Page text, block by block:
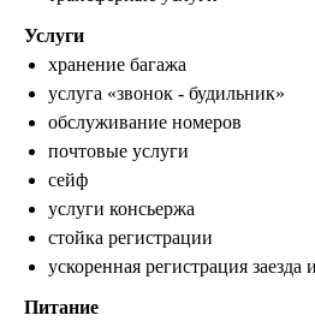
Услуги
хранение багажа
услуга «звонок - будильник»
обслуживание номеров
почтовые услуги
сейф
услуги консьержа
стойка регистрации
ускоренная регистрация заезда
Питание